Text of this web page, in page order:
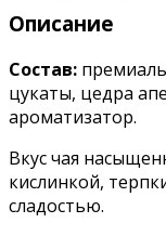
Описание
Состав:
цукаты, цедра
ароматизатор.
Вкус чая
кислинкой,
сладостью.